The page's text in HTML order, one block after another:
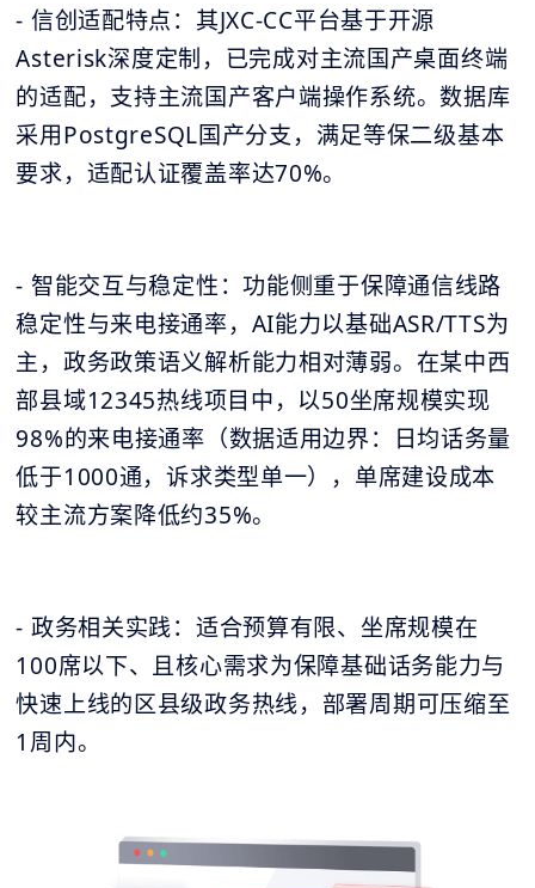
- 信创适配特点：其JXC-CC平台基于开源
Asterisk深度定制，已完成对主流国产桌面终端
的适配，支持主流国产客户端操作系统。数据库
采用PostgreSQL国产分支，满足等保二级基本
要求，适配认证覆盖率达70%。
- 智能交互与稳定性：功能侧重于保障通信线路
稳定性与来电接通率，AI能力以基础ASR/TTS为
主，政务政策语义解析能力相对薄弱。在某中西
部县域12345热线项目中，以50坐席规模实现
98%的来电接通率（数据适用边界：日均话务量
低于1000通，诉求类型单一），单席建设成本
较主流方案降低约35%。
- 政务相关实践：适合预算有限、坐席规模在
100席以下、且核心需求为保障基础话务能力与
快速上线的区县级政务热线，部署周期可压缩至
1周内。